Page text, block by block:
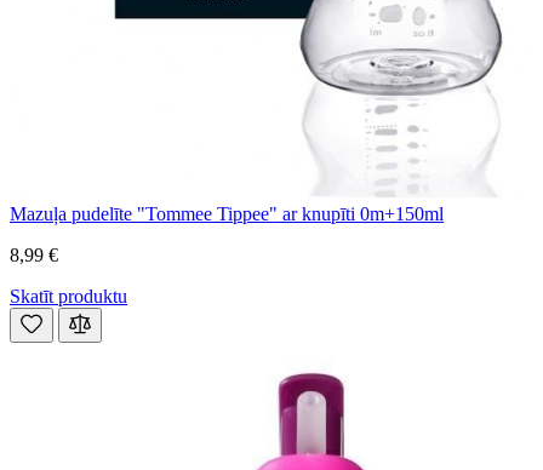
Mazuļa pudelīte "Tommee Tippee" ar knupīti 0m+150ml
8,99 €
Skatīt produktu